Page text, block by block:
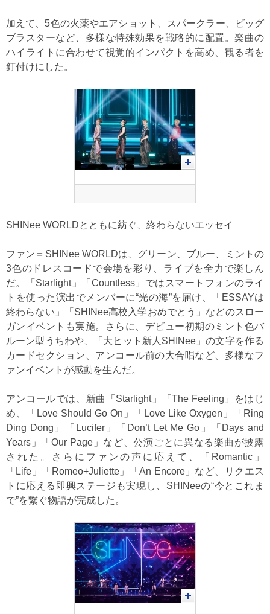
加えて、5色の火薬やエアショット、スパークラー、ビッグ
ブラスターなど、多様な特殊効果を戦略的に配置。楽曲の
ハイライトに合わせて視覚的インパクトを高め、観る者を
釘付けにした。
SHINee WORLDとともに紡ぐ、終わらないエッセイ
ファン＝SHINee WORLDは、グリーン、ブルー、ミントの
3色のドレスコードで会場を彩り、ライブを全力で楽しん
だ。「Starlight」「Countless」ではスマートフォンのライ
トを使った演出でメンバーに“光の海”を届け、「ESSAYは
終わらない」「SHINee高校入学おめでとう」などのスロー
ガンイベントも実施。さらに、デビュー初期のミント色バ
ルーン型うちわや、「大ヒット新人SHINee」の文字を作る
カードセクション、アンコール前の大合唱など、多様なフ
ァンイベントが感動を生んだ。
アンコールでは、新曲「Starlight」「The Feeling」をはじ
め、「Love Should Go On」「Love Like Oxygen」「Ring
Ding Dong」「Lucifer」「Don’t Let Me Go」「Days and
Years」「Our Page」など、公演ごとに異なる楽曲が披露
された。さらにファンの声に応えて、「Romantic」
「Life」「Romeo+Juliette」「An Encore」など、リクエス
トに応える即興ステージも実現し、SHINeeの“今とこれま
で”を繋ぐ物語が完成した。